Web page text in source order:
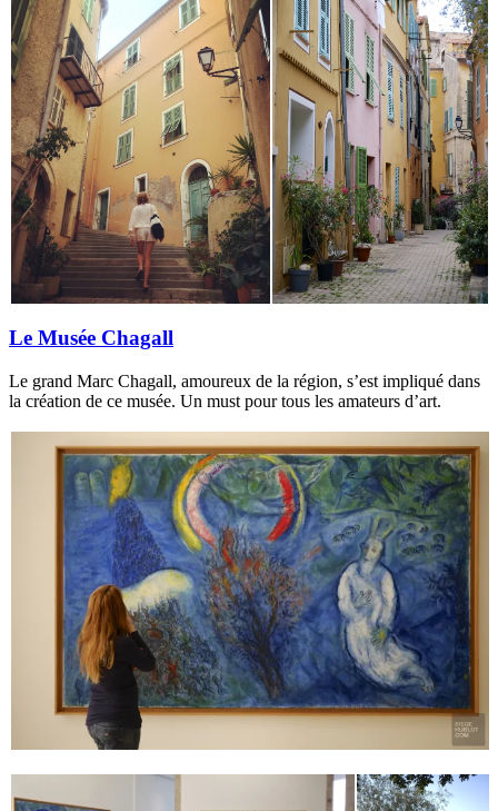
Le Musée Chagall
Le grand Marc Chagall, amoureux de la région, s’est impliqué dans
la création de ce musée. Un must pour tous les amateurs d’art.